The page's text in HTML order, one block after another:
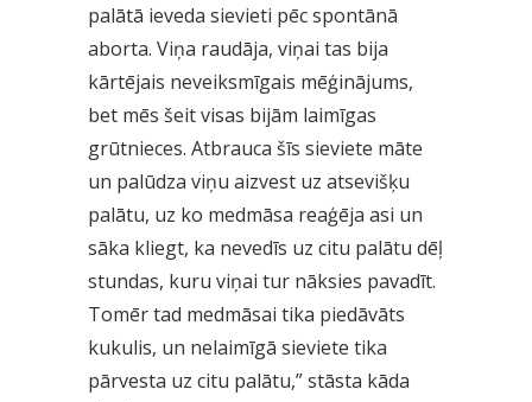
palātā ieveda sievieti pēc spontānā
aborta. Viņa raudāja, viņai tas bija
kārtējais neveiksmīgais mēģinājums,
bet mēs šeit visas bijām laimīgas
grūtnieces. Atbrauca šīs sieviete māte
un palūdza viņu aizvest uz atsevišķu
palātu, uz ko medmāsa reaģēja asi un
sāka kliegt, ka nevedīs uz citu palātu dēļ
stundas, kuru viņai tur nāksies pavadīt.
Tomēr tad medmāsai tika piedāvāts
kukulis, un nelaimīgā sieviete tika
pārvesta uz citu palātu,” stāsta kāda